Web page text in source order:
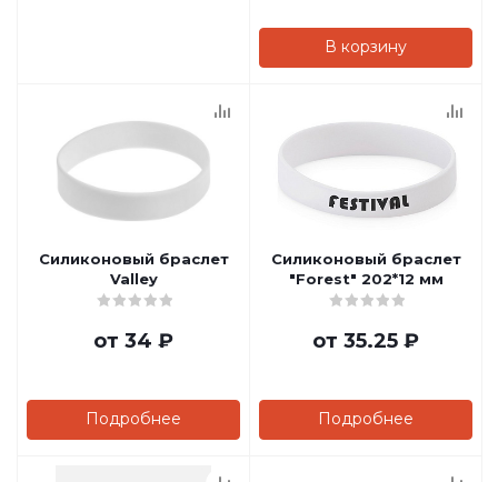
В корзину
Силиконовый браслет
Valley
от 34 ₽
Подробнее
Силиконовый браслет
"Forest" 202*12 мм
от 35.25 ₽
Подробнее